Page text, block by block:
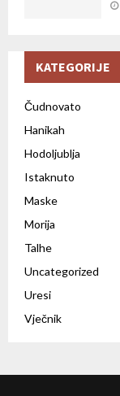
KATEGORIJE
Čudnovato
Hanikah
Hodoljublja
Istaknuto
Maske
Morija
Talhe
Uncategorized
Uresi
Vječnik